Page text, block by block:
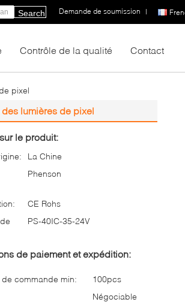
Demande de soumission |
Search
Contrôle de la qualité Contact
pixel
lumières de pixel
le produit:
La Chine
Phenson
CE Rohs
PS-40IC-35-24V
de paiement et expédition:
commande min:
100pcs
Négociable